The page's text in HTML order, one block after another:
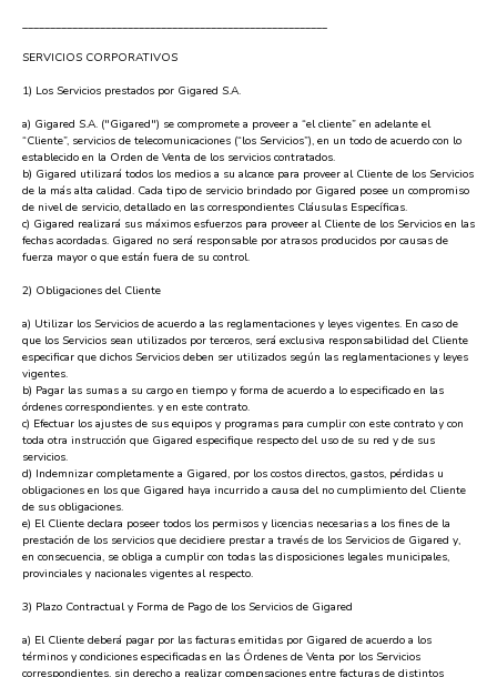
SERVICIOS CORPORATIVOS
1) Los Servicios prestados por Gigared S.A.
a) Gigared S.A. ("Gigared") se compromete a proveer a “el cliente” en adelante el
“Cliente”, servicios de telecomunicaciones (“los Servicios”), en un todo de acuerdo con lo
establecido en la Orden de Venta de los servicios contratados.
b) Gigared utilizará todos los medios a su alcance para proveer al Cliente de los Servicios
de la más alta calidad. Cada tipo de servicio brindado por Gigared posee un compromiso
de nivel de servicio, detallado en las correspondientes Cláusulas Específicas.
c) Gigared realizará sus máximos esfuerzos para proveer al Cliente de los Servicios en las
fechas acordadas. Gigared no será responsable por atrasos producidos por causas de
fuerza mayor o que están fuera de su control.
2) Obligaciones del Cliente
a) Utilizar los Servicios de acuerdo a las reglamentaciones y leyes vigentes. En caso de
que los Servicios sean utilizados por terceros, será exclusiva responsabilidad del Cliente
especificar que dichos Servicios deben ser utilizados según las reglamentaciones y leyes
vigentes.
b) Pagar las sumas a su cargo en tiempo y forma de acuerdo a lo especificado en las
órdenes correspondientes. y en este contrato.
c) Efectuar los ajustes de sus equipos y programas para cumplir con este contrato y con
toda otra instrucción que Gigared especifique respecto del uso de su red y de sus
servicios.
d) Indemnizar completamente a Gigared, por los costos directos, gastos, pérdidas u
obligaciones en los que Gigared haya incurrido a causa del no cumplimiento del Cliente
de sus obligaciones.
e) El Cliente declara poseer todos los permisos y licencias necesarias a los fines de la
prestación de los servicios que decidiere prestar a través de los Servicios de Gigared y,
en consecuencia, se obliga a cumplir con todas las disposiciones legales municipales,
provinciales y nacionales vigentes al respecto.
3) Plazo Contractual y Forma de Pago de los Servicios de Gigared
a) El Cliente deberá pagar por las facturas emitidas por Gigared de acuerdo a los
términos y condiciones especificadas en las Órdenes de Venta por los Servicios
correspondientes, sin derecho a realizar compensaciones entre facturas de distintos